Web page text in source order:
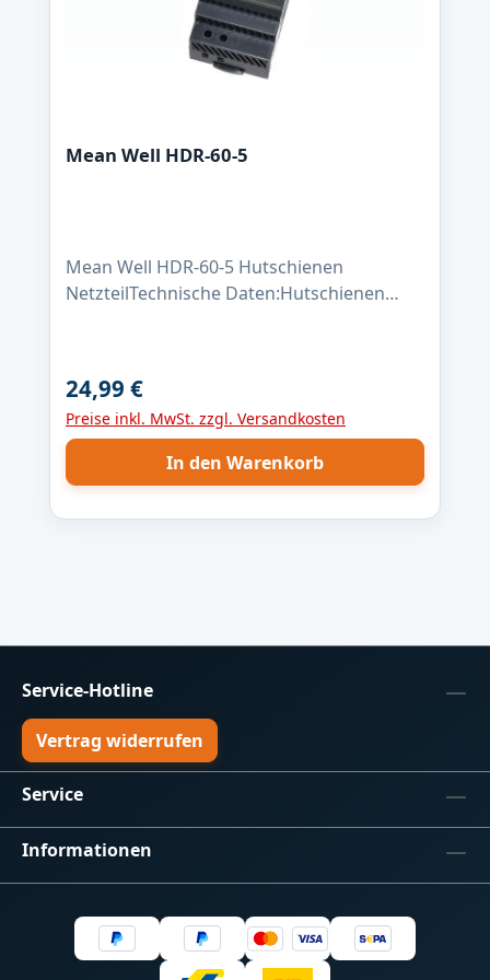
Mean Well HDR-60-5
Mean Well HDR-60-5 Hutschienen
NetzteilTechnische Daten:Hutschienen
32,5WAusgangsspannung: 5V
(5...5,5VDC)Ausgangsstrom:
6,5AEingangsspannung: 85...264VAC
Wirkungsgrad: 85%
Regulärer Preis:
24,99 €
Preise inkl. MwSt. zzgl. Versandkosten
In den Warenkorb
Service-Hotline
Vertrag widerrufen
Service
Informationen